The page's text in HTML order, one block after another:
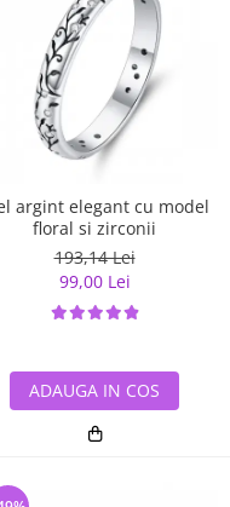
argint elegant cu model
floral si zirconii
193,14 Lei
99,00 Lei
ADAUGA IN COS